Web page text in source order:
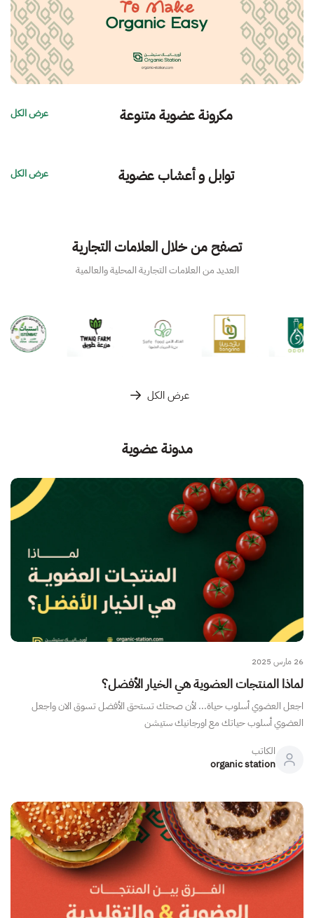
مكرونة عضوية متنوعة عرض الكل
توابل و أعشاب عضوية عرض الكل
تصفح من خلال العلامات التجارية
العديد من العلامات التجارية المحلية والعالمية
عرض الكل
مدونة عضوية
26 مارس 2025
لماذا المنتجات العضوية هي الخيار الأفضل؟
اجعل العضوي أسلوب حياة... لأن صحتك تستحق الأفضل تسوق الان واجعل
العضوي أسلوب حياتك مع اورجانيك ستيشن
الكاتب
organic station